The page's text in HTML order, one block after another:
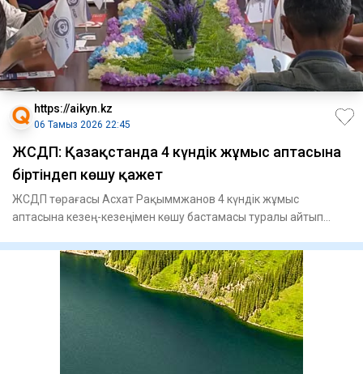
https://aikyn.kz
06 Тамыз 2026 22:45
ЖСДП: Қазақстанда 4 күндік жұмыс аптасына
біртіндеп көшу қажет
ЖСДП төрағасы Асхат Рақыммжанов 4 күндік жұмыс
аптасына кезең-кезеңімен көшу бастамасы туралы айтып